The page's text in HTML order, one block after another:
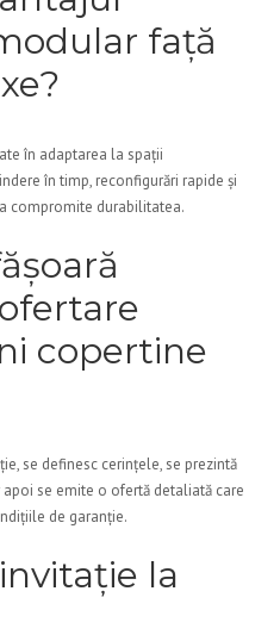
față
în adaptarea la spații
în timp, reconfigurări rapide și
compromite durabilitatea.
copertine
se definesc cerințele, se prezintă
se emite o ofertă detaliată care
de garanție.
la